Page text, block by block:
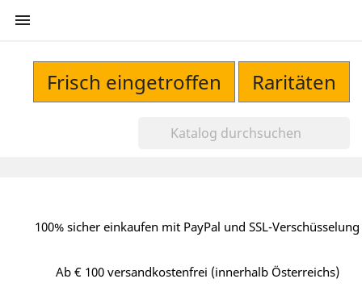

Frisch eingetroffen Raritäten
100% sicher einkaufen mit PayPal und SSL-Verschüsselung
Ab € 100 versandkostenfrei (innerhalb Österreichs)